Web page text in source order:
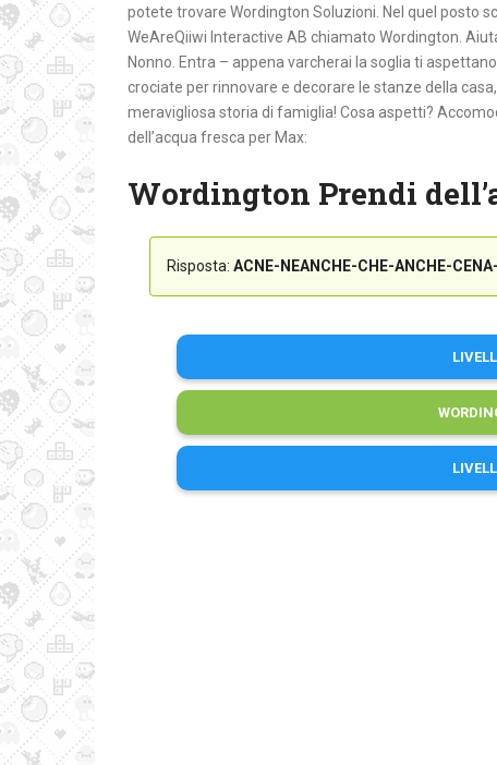
potete trovare Wordington Soluzioni. Nel quel posto
WeAreQiiwi Interactive AB chiamato Wordington.
Nonno. Entra – appena varcherai la soglia ti
crociate per rinnovare e decorare le stanze della
meravigliosa storia di famiglia! Cosa aspetti?
dell’acqua fresca per Max:
Wordington Prendi
Risposta: ACNE-NEANCHE-CHE-ANCHE-